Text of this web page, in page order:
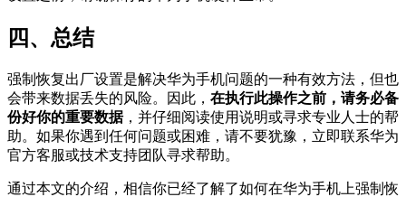
四、总结
强制恢复出厂设置是解决华为手机问题的一种有效方法，但也
会带来数据丢失的风险。因此， 在执行此操作之前，请务必备
份好你的重要数据，并仔细阅读使用说明或寻求专业人士的帮
助。如果你遇到任何问题或困难，请不要犹豫，立即联系华为
官方客服或技术支持团队寻求帮助。
通过本文的介绍，相信你已经了解了如何在华为手机上强制恢